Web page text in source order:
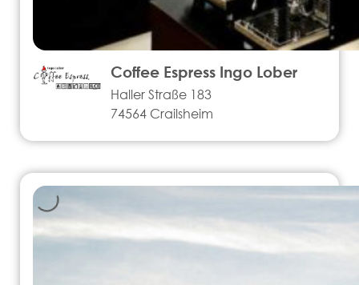
Coffee Espress Ingo Lober
Haller Straße 183
74564 Crailsheim